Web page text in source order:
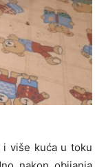
i više kuća u toku